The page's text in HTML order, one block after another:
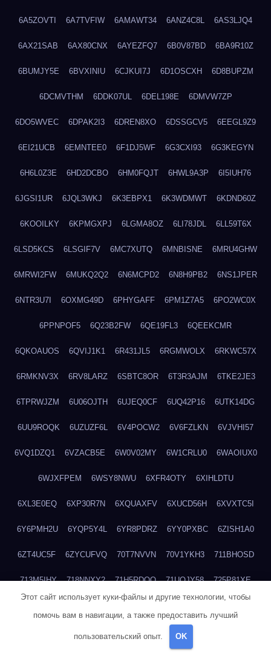
6A5ZOVTI 6A7TVFIW 6AMAWT34 6ANZ4C8L 6AS3LJQ4
6AX21SAB 6AX80CNX 6AYEZFQ7 6B0V87BD 6BA9R10Z
6BUMJY5E 6BVXINIU 6CJKUI7J 6D1OSCXH 6D8BUPZM
6DCMVTHM 6DDK07UL 6DEL198E 6DMVW7ZP
6DO5WVEC 6DPAK2I3 6DREN8XO 6DSSGCV5 6EEGL9Z9
6EI21UCB 6EMNTEE0 6F1DJ5WF 6G3CXI93 6G3KEGYN
6H6L0Z3E 6HD2DCBO 6HM0FQJT 6HWL9A3P 6I5IUH76
6JGSI1UR 6JQL3WKJ 6K3EBPX1 6K3WDMWT 6KDND60Z
6KOOILKY 6KPMGXPJ 6LGMA8OZ 6LI78JDL 6LL59T6X
6LSD5KCS 6LSGIF7V 6MC7XUTQ 6MNBISNE 6MRU4GHW
6MRWI2FW 6MUKQ2Q2 6N6MCPD2 6N8H9PB2 6NS1JPER
6NTR3U7I 6OXMG49D 6PHYGAFF 6PM1Z7A5 6PO2WC0X
6PPNPOF5 6Q23B2FW 6QE19FL3 6QEEKCMR
6QKOAUOS 6QVIJ1K1 6R431JL5 6RGMWOLX 6RKWC57X
6RMKNV3X 6RV8LARZ 6SBTC8OR 6T3R3AJM 6TKE2JE3
6TPRWJZM 6U06OJTH 6UJEQ0CF 6UQ42P16 6UTK14DG
6UU9ROQK 6UZUZF6L 6V4POCW2 6V6FZLKN 6VJVHI57
6VQ1DZQ1 6VZACB5E 6W0V02MY 6W1CRLU0 6WAOIUX0
6WJXFPEM 6WSY8NWU 6XFR4OTY 6XIHLDTU
6XL3E0EQ 6XP30R7N 6XQUAXFV 6XUCD56H 6XVXTC5I
6Y6PMH2U 6YQP5Y4L 6YR8PDRZ 6YY0PXBC 6ZISH1A0
6ZT4UC5F 6ZYCUFVQ 70T7NVVN 70V1YKH3 711BHOSD
713M5IHY 718NNXY2 71H5RDOO 71UQJY58 725P81XE
Этот сайт использует куки-файлы и другие технологии, чтобы
помочь вам в навигации, а также предоставить лучший
пользовательский опыт. OK